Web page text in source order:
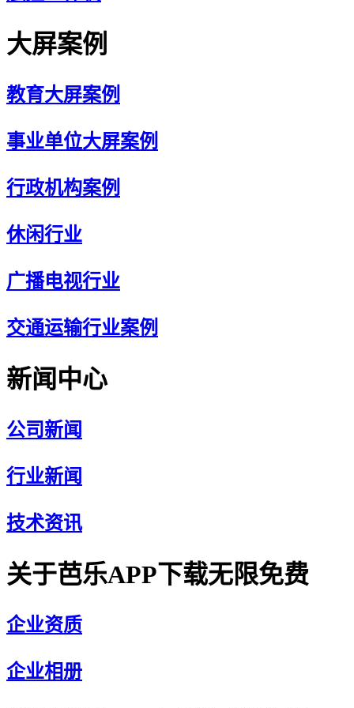
大屏案例
教育大屏案例
事业单位大屏案例
行政机构案例
休闲行业
广播电视行业
交通运输行业案例
新闻中心
公司新闻
行业新闻
技术资讯
关于芭乐APP下载无限免费
企业资质
企业相册